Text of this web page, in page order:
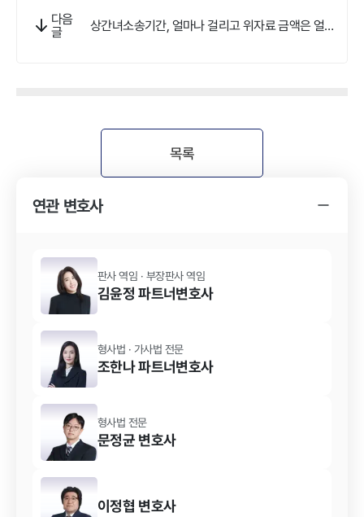
다음
글
상간녀소송기간, 얼마나 걸리고 위자료 금액은 얼마
목록
연관 변호사
판사 역임 · 부장판사 역임
김윤정 파트너변호사
형사법 · 가사법 전문
조한나파트너변호사
형사법 전문
문정균 변호사
이정협 변호사